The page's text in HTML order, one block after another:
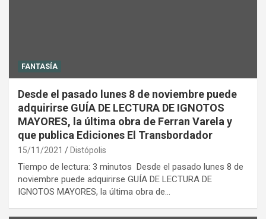
FANTASÍA
Desde el pasado lunes 8 de noviembre puede
adquirirse GUÍA DE LECTURA DE IGNOTOS
MAYORES, la última obra de Ferran Varela y
que publica Ediciones El Transbordador
15/11/2021 Distópolis
Tiempo de lectura: 3 minutos Desde el pasado lunes 8 de
noviembre puede adquirirse GUÍA DE LECTURA DE
IGNOTOS MAYORES, la última obra de…